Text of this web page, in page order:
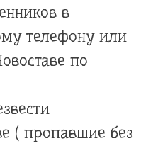
в
телефону или
по
( пропавшие без